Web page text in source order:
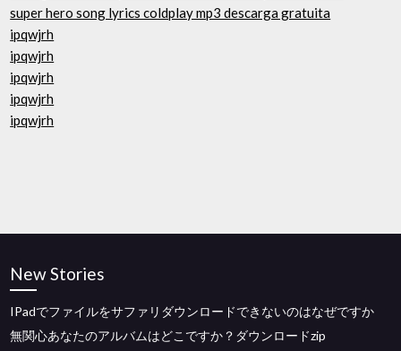
super hero song lyrics coldplay mp3 descarga gratuita
ipqwjrh
ipqwjrh
ipqwjrh
ipqwjrh
ipqwjrh
New Stories
IPadでファイルをサファリダウンロードできないのはなぜですか
無関心あなたのアルバムはどこですか？ダウンロードzip